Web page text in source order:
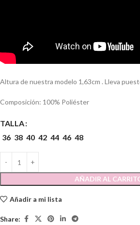
Altura de nuestra modelo 1,63cm . Lleva
Composición: 100% Poliéster
TALLA
36 38 40 42 44 46 48
AÑADIR AL
Añadir a mi lista
Share: